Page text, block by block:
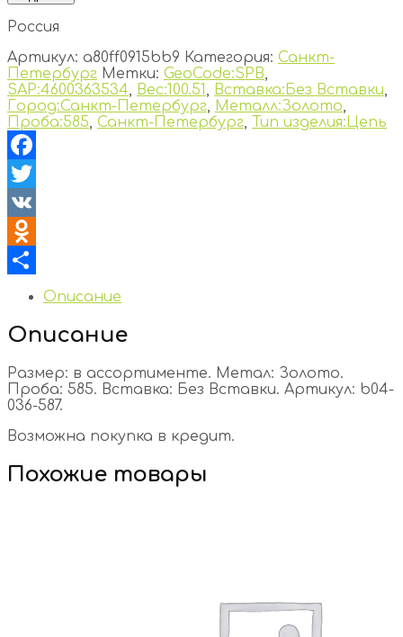
Россия
Артикул: a80ff0915bb9 Категория: Санкт-
Петербург Метки: GeoCode:SPB,
SAP:4600363534, Вес:100.51, Вставка:Без Вставки,
Город:Санкт-Петербург, Металл:Золото,
Проба:585, Санкт-Петербург, Тип изделия:Цепь
Facebook
Twitter
VK
Odnoklassniki
Отправить
Описание
Описание
Размер: в ассортименте. Метал: Золото.
Проба: 585. Вставка: Без Вставки. Артикул: b04-
036-587.
Возможна покупка в кредит.
Похожие товары